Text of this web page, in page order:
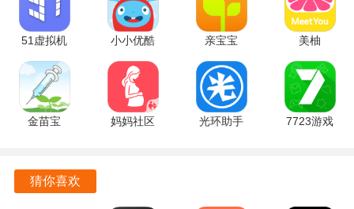
校易行将继续努力，为用户提供更好的出行体验，让用户在
出行过程中更加便捷、舒适和愉快。
51虚拟机
1.3.1.3.40-
64cnfn 官
方版
小小优酷
5.5.0 官方
版
亲宝宝
11.14.7 手
机版
美柚
9.09.0.0 最
新版
金苗宝
妈妈社区
光环助手
7723游戏
猜你喜欢